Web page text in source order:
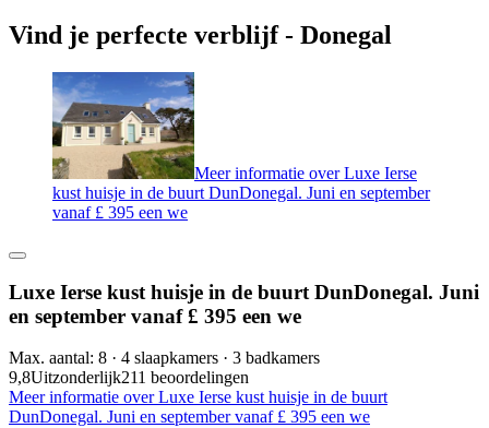
Vind je perfecte verblijf - Donegal
Meer informatie over Luxe Ierse
kust huisje in de buurt DunDonegal. Juni en september
vanaf £ 395 een we
Luxe Ierse kust huisje in de buurt DunDonegal. Juni
en september vanaf £ 395 een we
Max. aantal: 8 · 4 slaapkamers · 3 badkamers
9,8Uitzonderlijk211 beoordelingen
Meer informatie over Luxe Ierse kust huisje in de buurt
DunDonegal. Juni en september vanaf £ 395 een we